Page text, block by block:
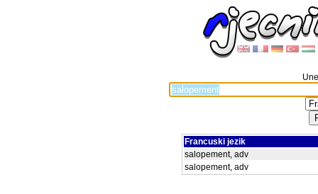
Francuski jezik
salopement, adv
salopement, adv